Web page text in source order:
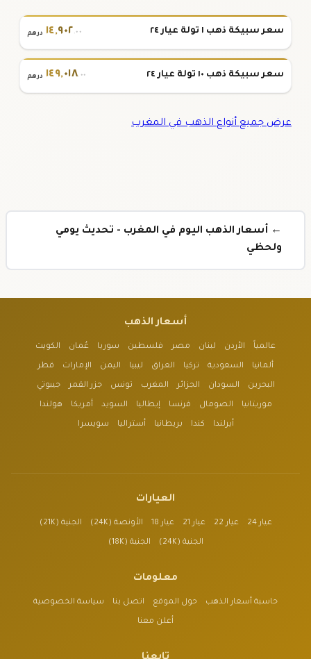
سعر سبيكة ذهب ١ تولة عيار ٢٤ ١٤,٩٠٢.٠٠ درهم
سعر سبيكة ذهب ١٠ تولة عيار ٢٤ ١٤٩,٠١٨.٠٠ درهم
عرض جميع أنواع الذهب في المغرب
← أسعار الذهب اليوم في المغرب - تحديث يومي
ولحظي
أسعار الذهب
عالمياً الأردن لبنان مصر فلسطين سوريا عُمان الكويت
ألمانيا السعودية تركيا العراق ليبيا اليمن الإمارات قطر
البحرين السودان الجزائر المغرب تونس جزر القمر جيبوتي
موريتانيا الصومال فرنسا إيطاليا السويد أمريكا هولندا
أيرلندا كندا بريطانيا أستراليا سويسرا
العيارات
عيار 24 عيار 22 عيار 21 عيار 18 الأونصة (24K) الجنية (21K)
الجنية (24K) الجنية (18K)
معلومات
حاسبة أسعار الذهب حول الموقع اتصل بنا سياسة الخصوصية
أعلن معنا